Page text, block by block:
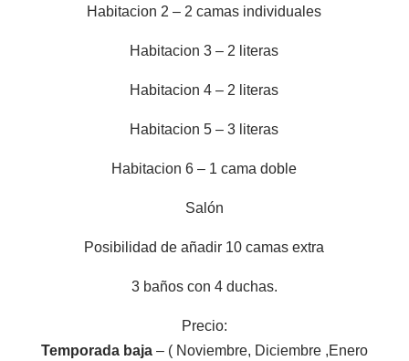
Habitacion 2 – 2 camas individuales
Habitacion 3 – 2 literas
Habitacion 4 – 2 literas
Habitacion 5 – 3 literas
Habitacion 6 – 1 cama doble
Salón
Posibilidad de añadir 10 camas extra
3 baños con 4 duchas.
Precio:
Temporada baja– ( Noviembre, Diciembre ,Enero